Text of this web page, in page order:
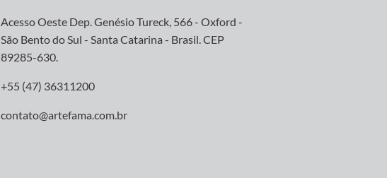
Acesso Oeste Dep. Genésio Tureck, 566 - Oxford -
São Bento do Sul - Santa Catarina - Brasil. CEP
89285-630.
+55 (47) 36311200
contato@artefama.com.br